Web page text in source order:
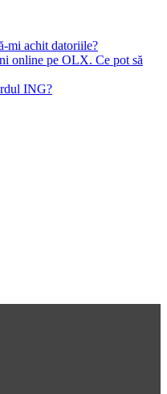
mi achit datoriile?
online pe OLX. Ce pot să
ING?